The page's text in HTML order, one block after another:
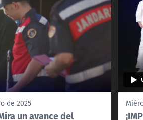
de 2025
un avance del